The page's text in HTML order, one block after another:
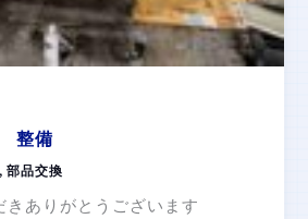
整備
,部品交換
きありがとうございます